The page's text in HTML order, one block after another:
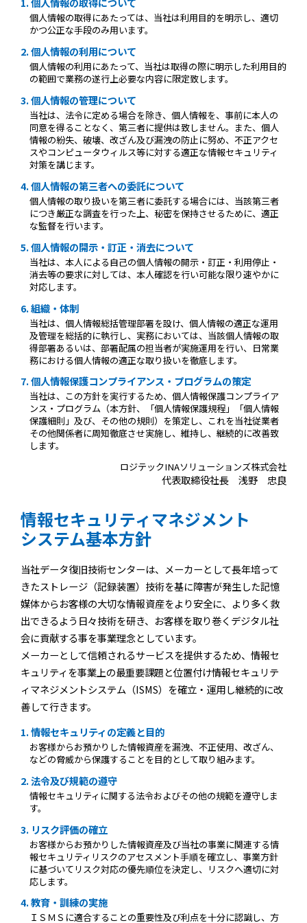
個人情報の取得にあたっては、当社は利用目的を明示し、適切
かつ公正な手段のみ用います。
2. 個人情報の利用について
個人情報の利用にあたって、当社は取得の際に明示した利用目的
の範囲で業務の遂行上必要な内容に限定致します。
3. 個人情報の管理について
当社は、法令に定める場合を除き、個人情報を、事前に本人の
同意を得ることなく、第三者に提供は致しません。また、個人
情報の紛失、破壊、改ざん及び漏洩の防止に努め、不正アクセ
スやコンピュータウィルス等に対する適正な情報セキュリティ
対策を講じます。
4. 個人情報の第三者への委託について
個人情報の取り扱いを第三者に委託する場合には、当該第三者
につき厳正な調査を行った上、秘密を保持させるために、適正
な監督を行います。
5. 個人情報の開示・訂正・消去について
当社は、本人による自己の個人情報の開示・訂正・利用停止・
消去等の要求に対しては、本人確認を行い可能な限り速やかに
対応します。
6. 組織・体制
当社は、個人情報総括管理部署を設け、個人情報の適正な運用
及管理を総括的に執行し、実務においては、当該個人情報の取
得部署あるいは、部署配属の担当者が実施運用を行い、日常業
務における個人情報の適正な取り扱いを徹底します。
7. 個人情報保護コンプライアンス・プログラムの策定
当社は、この方針を実行するため、個人情報保護コンプライア
ンス・プログラム（本方針、「個人情報保護規程」「個人情報
保護細則」及び、その他の規則）を策定し、これを当社従業者
その他関係者に周知徹底させ実施し、維持し、継続的に改善致
します。
ロジテックINAソリューションズ株式会社
代表取締役社長 浅野 忠良
情報セキュリティマネジメント
システム基本方針
当社データ復旧技術センターは、メーカーとして長年培って
きたストレージ（記録装置）技術を基に障害が発生した記憶
媒体からお客様の大切な情報資産をより安全に、より多く救
出できるよう日々技術を研き、お客様を取り巻くデジタル社
会に貢献する事を事業理念としています。
メーカーとして信頼されるサービスを提供するため、情報セ
キュリティを事業上の最重要課題と位置付け情報セキュリテ
ィマネジメントシステム（ISMS）を確立・運用し継続的に改
善して行きます。
1. 情報セキュリティの定義と目的
お客様からお預かりした情報資産を漏洩、不正使用、改ざん、
などの脅威から保護することを目的として取り組みます。
2. 法令及び規範の遵守
情報セキュリティに関する法令およびその他の規範を遵守しま
す。
3. リスク評価の確立
お客様からお預かりした情報資産及び当社の事業に関連する情
報セキュリティリスクのアセスメント手順を確立し、事業方針
に基づいてリスク対応の優先順位を決定し、リスクへ適切に対
応します。
4. 教育・訓練の実施
ＩＳＭＳに適合することの重要性及び利点を十分に認識し、方